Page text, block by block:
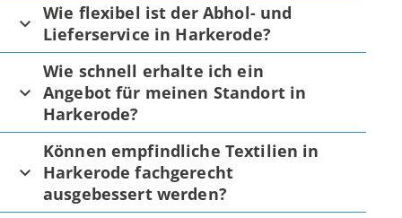
Wie flexibel ist der Abhol- und
Lieferservice in Harkerode?
Wie schnell erhalte ich ein
Angebot für meinen Standort in
Harkerode?
Können empfindliche Textilien in
Harkerode fachgerecht
ausgebessert werden?